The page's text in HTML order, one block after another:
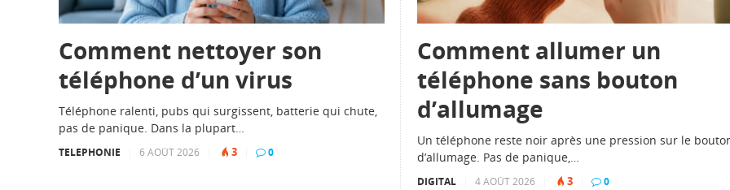
Comment nettoyer son
téléphone d’un virus
Téléphone ralenti, pubs qui surgissent, batterie qui chute,
pas de panique. Dans la plupart…
TELEPHONIE 6 AOÛT 2026 3 0
Comment allumer un
téléphone sans bouton
d’allumage
Un téléphone reste noir après une pression sur le
d’allumage. Pas de panique,…
DIGITAL 4 AOÛT 2026 3 0